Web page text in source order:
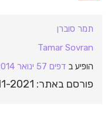
תמר סוברן
Tamar Sovran
הופיע ב דפים 57 ינואר 2014
פורסם באתר: 04-11-2021